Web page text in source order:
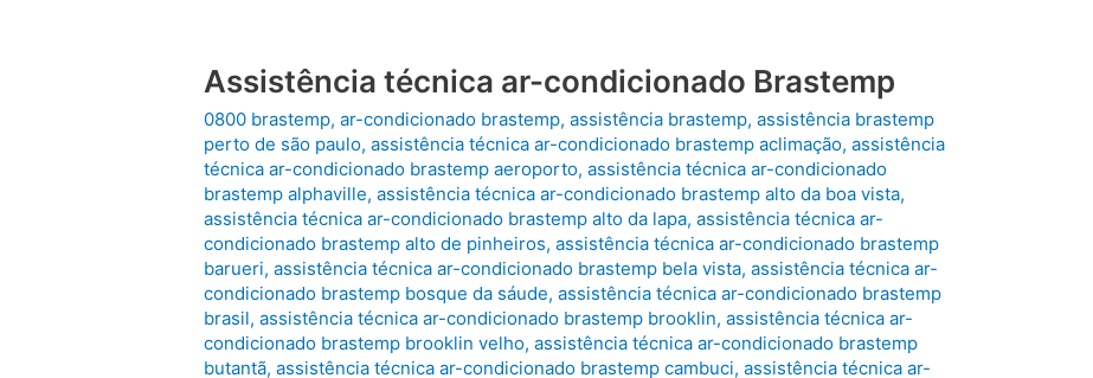
Assistência técnica ar-condicionado Brastemp
0800 brastemp,ar-condicionado brastemp,assistência brastemp,assistência brastemp
perto de são paulo,assistência técnica ar-condicionado brastemp aclimação,assistência
técnica ar-condicionado brastemp aeroporto,assistência técnica ar-condicionado
brastemp alphaville,assistência técnica ar-condicionado brastemp alto da boa vista,
assistência técnica ar-condicionado brastemp alto da lapa,assistência técnica ar-
condicionado brastemp alto de pinheiros,assistência técnica ar-condicionado brastemp
barueri,assistência técnica ar-condicionado brastemp bela vista,assistência técnica ar-
condicionado brastemp bosque da sáude,assistência técnica ar-condicionado brastemp
brasil,assistência técnica ar-condicionado brastemp brooklin,assistência técnica ar-
condicionado brastemp brooklin velho,assistência técnica ar-condicionado brastemp
butantã,assistência técnica ar-condicionado brastemp cambuci,assistência técnica ar-